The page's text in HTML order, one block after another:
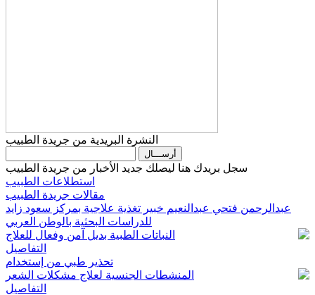
النشرة البريدية من جريدة الطبيب
سجل بريدك هنا ليصلك جديد الأخبار من جريدة الطبيب
استطلاعات الطبيب
مقالات جريدة الطبيب
عبدالرحمن فتحي عبدالنعيم خبير تغذية علاجية بمركز سعود زايد
للدراسات البحثية بالوطن العربي
النباتات الطبية بديل آمن وفعال للعلاج
التفاصيل
تحذير طبي من إستخدام
المنشطات الجنسية لعلاج مشكلات الشعر
التفاصيل